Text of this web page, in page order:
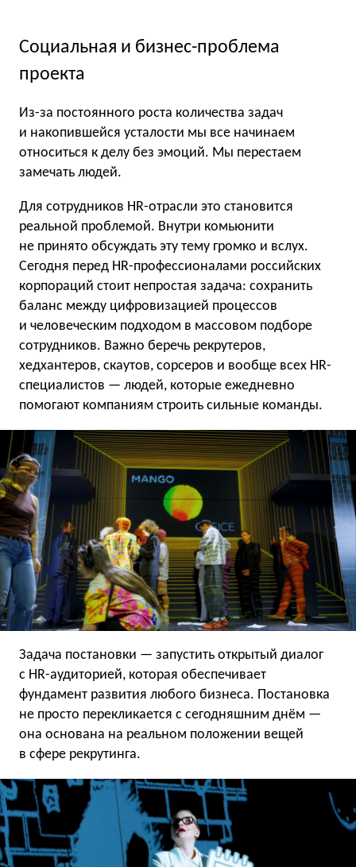
Социальная и бизнес-проблема
проекта
Из-за постоянного роста количества задач
и накопившейся усталости мы все начинаем
относиться к делу без эмоций. Мы перестаем
замечать людей.
Для сотрудников HR-отрасли это становится
реальной проблемой. Внутри комьюнити
не принято обсуждать эту тему громко и вслух.
Сегодня перед HR-профессионалами российских
корпораций стоит непростая задача: сохранить
баланс между цифровизацией процессов
и человеческим подходом в массовом подборе
сотрудников. Важно беречь рекрутеров,
хедхантеров, скаутов, сорсеров и вообще всех HR-
специалистов — людей, которые ежедневно
помогают компаниям строить сильные команды.
Задача постановки — запустить открытый диалог
с HR-аудиторией, которая обеспечивает
фундамент развития любого бизнеса. Постановка
не просто перекликается с сегодняшним днём —
она основана на реальном положении вещей
в сфере рекрутинга.